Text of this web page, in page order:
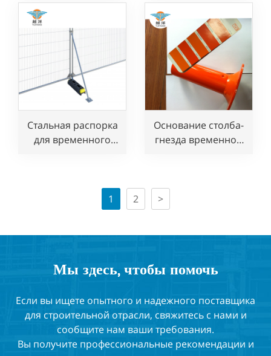
стали
Стальная распорка
для временного
Основание столба-
гнезда временной
1
2 >
Мы здесь, чтобы помочь
Если вы ищете опытного и надежного поставщика
для строительной отрасли, свяжитесь с нами и
сообщите нам ваши требования.
Вы получите профессиональные рекомендации и